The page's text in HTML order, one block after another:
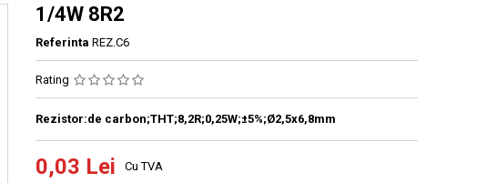
1/4W 8R2
Referinta REZ.C6
Rating
Rezistor:de carbon;THT;8,2R;0,25W;±5%;Ø2,5x6,8mm
0,03 Lei Cu TVA